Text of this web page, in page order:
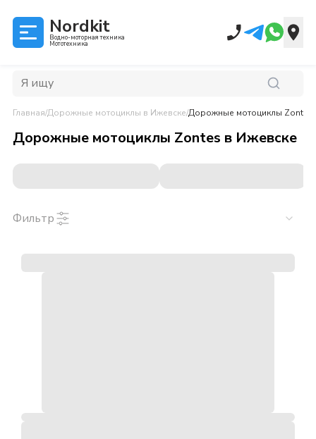
Nordkit
Водно-моторная техника
Мототехника
Главная/Дорожные мотоциклы в Ижевске/Дорожные мотоциклы Zontes
Дорожные мотоциклы Zontes в Ижевске
Фильтр